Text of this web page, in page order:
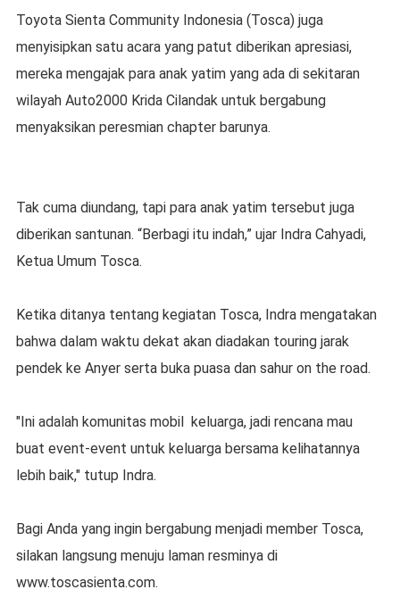
Toyota Sienta Community Indonesia (Tosca) juga
menyisipkan satu acara yang patut diberikan apresiasi,
mereka mengajak para anak yatim yang ada di sekitaran
wilayah Auto2000 Krida Cilandak untuk bergabung
menyaksikan peresmian chapter barunya.
Tak cuma diundang, tapi para anak yatim tersebut juga
diberikan santunan. “Berbagi itu indah,” ujar Indra Cahyadi,
Ketua Umum Tosca.
Ketika ditanya tentang kegiatan Tosca, Indra mengatakan
bahwa dalam waktu dekat akan diadakan touring jarak
pendek ke Anyer serta buka puasa dan sahur on the road.
"Ini adalah komunitas mobil keluarga, jadi rencana mau
buat event-event untuk keluarga bersama kelihatannya
lebih baik," tutup Indra.
Bagi Anda yang ingin bergabung menjadi member Tosca,
silakan langsung menuju laman resminya di
www.toscasienta.com.